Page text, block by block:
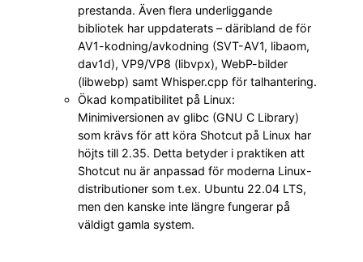
prestanda. Även flera underliggande
bibliotek har uppdaterats – däribland de för
AV1-kodning/avkodning (SVT-AV1, libaom,
dav1d), VP9/VP8 (libvpx), WebP-bilder
(libwebp) samt Whisper.cpp för talhantering.
Ökad kompatibilitet på Linux:
Minimiversionen av glibc (GNU C Library)
som krävs för att köra Shotcut på Linux har
höjts till 2.35. Detta betyder i praktiken att
Shotcut nu är anpassad för moderna Linux-
distributioner som t.ex. Ubuntu 22.04 LTS,
men den kanske inte längre fungerar på
väldigt gamla system.